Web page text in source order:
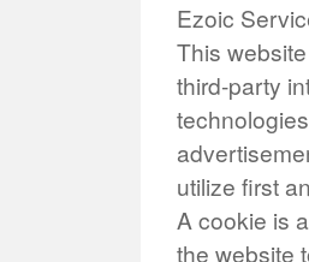
Ezoic
This
third-party
utilize first
A cookie is
the website